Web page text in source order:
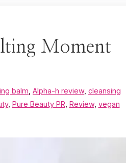
Moment
balm Alpha-h review, cleansing
, Pure Beauty PR Review, vegan